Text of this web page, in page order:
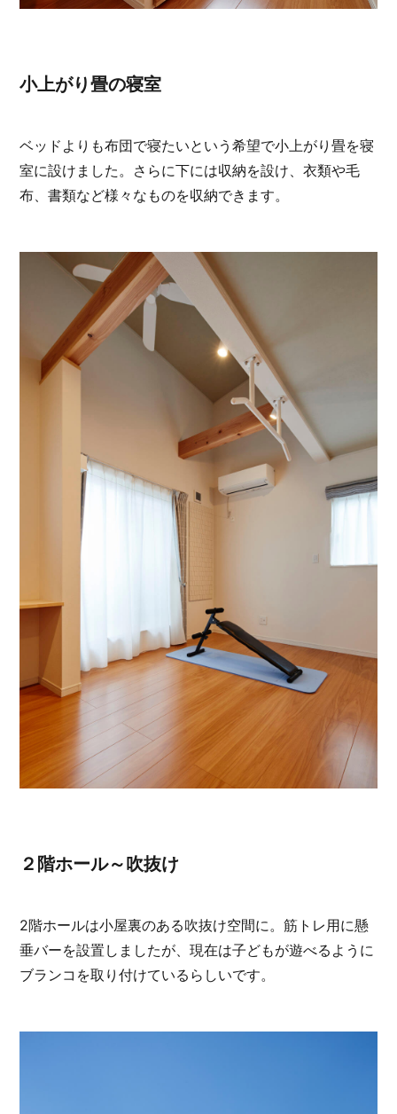
小上がり畳の寝室
ベッドよりも布団で寝たいという希望で小上がり畳を寝
室に設けました。さらに下には収納を設け、衣類や毛
布、書類など様々なものを収納できます。
２階ホール～吹抜け
2階ホールは小屋裏のある吹抜け空間に。筋トレ用に懸
垂バーを設置しましたが、現在は子どもが遊べるように
ブランコを取り付けているらしいです。